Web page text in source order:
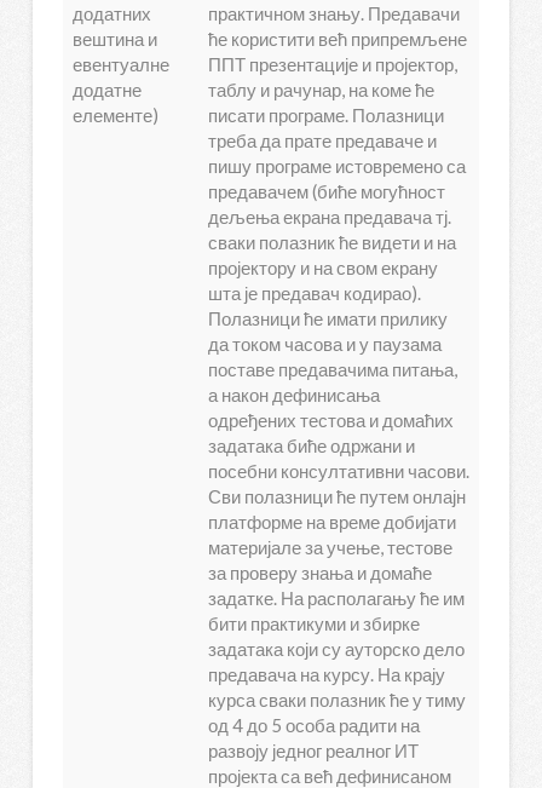
додатних
вештина и
евентуалне
додатне
елементе)
практичном знању. Предавачи
ће користити већ припремљене
ППТ презентације и пројектор,
таблу и рачунар, на коме ће
писати програме. Полазници
треба да прате предаваче и
пишу програме истовремено са
предавачем (биће могућност
дељења екрана предавача тј.
сваки полазник ће видети и на
пројектору и на свом екрану
шта је предавач кодирао).
Полазници ће имати прилику
да током часова и у паузама
поставе предавачима питања,
а након дефинисања
одређених тестова и домаћих
задатака биће одржани и
посебни консултативни часови.
Сви полазници ће путем онлајн
платформе на време добијати
материјале за учење, тестове
за проверу знања и домаће
задатке. На располагању ће им
бити практикуми и збирке
задатака који су ауторско дело
предавача на курсу. На крају
курса сваки полазник ће у тиму
од 4 до 5 особа радити на
развоју једног реалног ИТ
пројекта са већ дефинисаном